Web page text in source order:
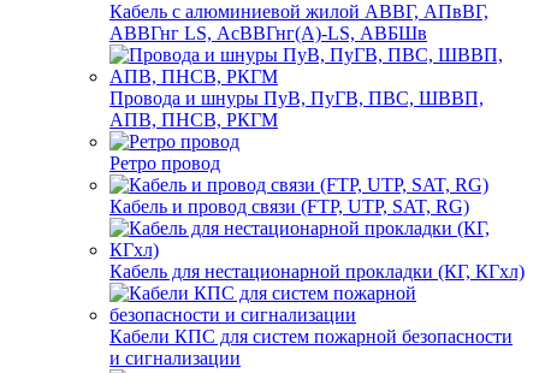
Кабель с алюминиевой жилой АВВГ, АПвВГ,
АВВГнг LS, АсВВГнг(А)-LS, АВБШв
Провода и шнуры ПуВ, ПуГВ, ПВС, ШВВП,
АПВ, ПНСВ, РКГМ
Ретро провод
Кабель и провод связи (FTP, UTP, SAT, RG)
Кабель для нестационарной прокладки (КГ, КГхл)
Кабели КПС для систем пожарной безопасности
и сигнализации